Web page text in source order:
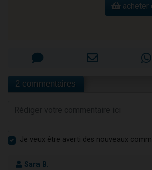
acheter
2 commentaires
Je veux être averti des nouveaux
Sara B.